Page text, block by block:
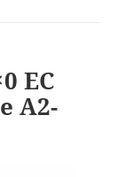
EC
A2-